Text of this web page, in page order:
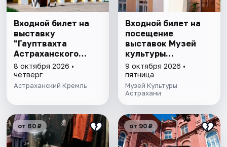
Входной билет на
выставку
"Гауптвахта
Астраханского
гарнизона. XIX в."
8 октября 2026 •
четверг
Астраханский Кремль
Входной билет на
посещение
выставок Музей
культуры
Астрахани
9 октября 2026 •
пятница
Музей Культуры
Астрахани
от 60 ₽ от 90 ₽